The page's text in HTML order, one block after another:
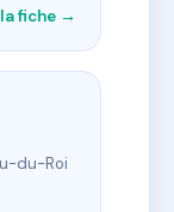
fiche →
du-Roi